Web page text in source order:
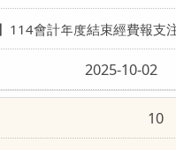
114會計年度結束經費報支
2025-10-02
10